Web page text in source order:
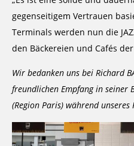
gegenseitigem Vertrauen
Terminals werden nun die
den Bäckereien und Cafés
Wir bedanken uns bei Richard
freundlichen Empfang in seiner
(Region Paris) während unseres